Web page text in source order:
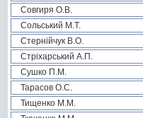
Совгиря О.В.
Сольський М.Т.
Стернійчук В.О.
Стріхарський А.П.
Сушко П.М.
Тарасов О.С.
Тищенко М.М.